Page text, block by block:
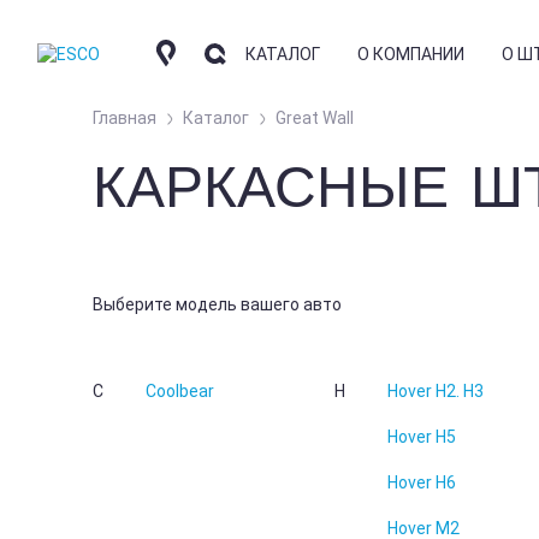
КАТАЛОГ О КОМПАНИИ
КОМПАНИЯ
О
Главная Каталог Great Wall
КАРКАСНЫЕ
Выберите модель вашего авто
C Coolbear H Hover H2. H3
Hover H5
Hover H6
Hover M2